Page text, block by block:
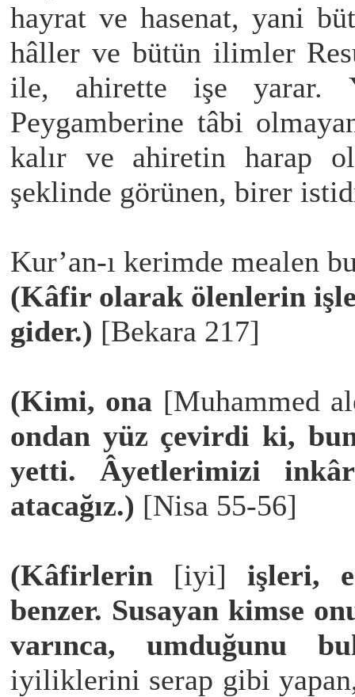
hayrat ve hasenat, yani
hâller ve bütün ilimler
ile, ahirette işe yarar.
Peygamberine tâbi
kalır ve ahiretin harap
şeklinde görünen, birer
Kur’an-ı kerimde mealen
(Kâfir olarak ölenlerin
gider.) [Bekara 217]
(Kimi, ona [Muhammed
ondan yüz çevirdi ki,
yetti. Âyetlerimizi
atacağız.) [Nisa 55-56]
(Kâfirlerin [iyi] işleri,
benzer. Susayan kimse
varınca, umduğunu
iyiliklerini serap gibi